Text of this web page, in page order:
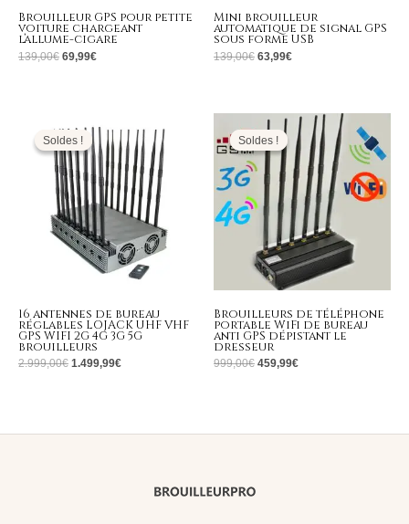
Brouilleur GPS pour petite
voiture chargeant
l’allume-cigare
139,00€ 69,99€
Mini brouilleur
automatique de signal GPS
sous forme USB
139,00€ 63,99€
Soldes !
Soldes !
16 antennes de bureau
réglables LOJACK UHF VHF
GPS WIFI 2G 4G 3G 5G
brouilleurs
2.999,00€
prix
initial
était :
2.999,00€.
1.499,99€
prix
actuel
est :
1.499,99€.
Soldes !
Soldes !
Brouilleurs de téléphone
portable WiFi de bureau
anti GPS dépistant le
dresseur
999,00€
Le
prix
initial
était :
999,00€.
459,99€
Le
prix
actuel
est :
459,99€.